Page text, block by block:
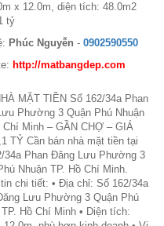
x 12.0m, diện tích: 48.0m2
tỷ
Phúc Nguyễn - 0902590550
http://matbangdep.com
MẶT TIỀN Số 162/34a Phan
Phường 3 Quận Phú Nhuận
Chí Minh – GẦN CHỢ – GIÁ
TỶ Cần bán nhà mặt tiền tại
34a Phan Đăng Lưu Phường 3
Nhuận TP. Hồ Chí Minh.
chi tiết: • Địa chỉ: Số 162/34a
Lưu Phường 3 Quận Phú
TP. Hồ Chí Minh • Diện tích: